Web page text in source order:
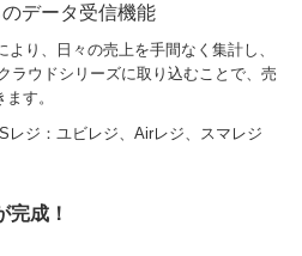
データ受信機能
り、日々の売上を手間なく集計し、
ラウドシリーズに取り込むことで、売
す。
ジ：ユビレジ、Airレジ、スマレジ
完成！